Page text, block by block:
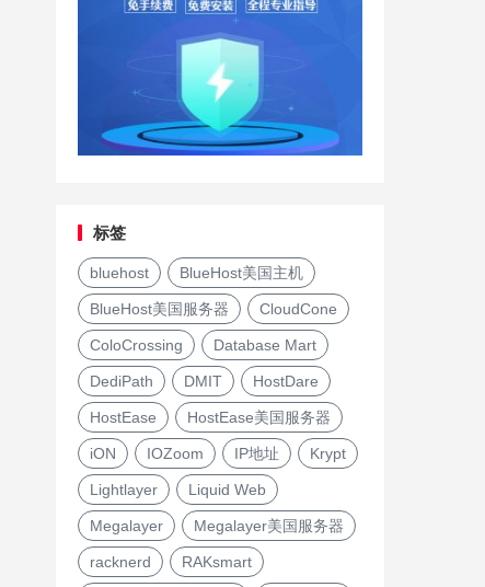
标签
bluehost BlueHost美国主机
BlueHost美国服务器 CloudCone
ColoCrossing Database Mart
DediPath DMIT HostDare
HostEase HostEase美国服务器
iON IOZoom IP地址 Krypt
Lightlayer Liquid Web
Megalayer Megalayer美国服务器
racknerd RAKsmart